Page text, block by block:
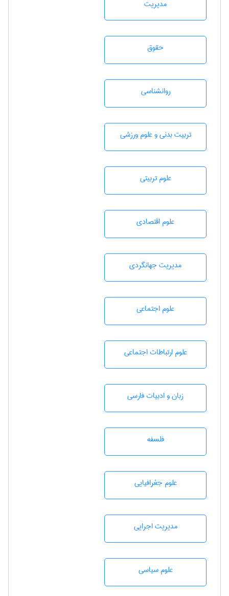
مديريت
حقوق
روانشناسی
تربيت بدنی و علوم ورزشی
علوم تربيتی
علوم اقتصادی
مديريت جهانگردی
علوم اجتماعی
علوم ارتباطات اجتماعی
زبان و ادبيات فارسی
فلسفه
علوم جغرافيايی
مديريت اجرايی
علوم سياسی